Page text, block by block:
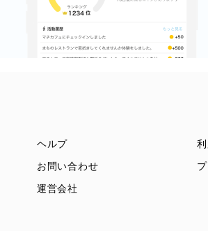
ヘルプ
お問い合わせ
運営会社